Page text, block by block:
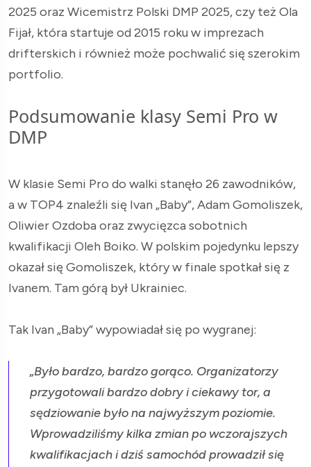
2025 oraz Wicemistrz Polski DMP 2025, czy też Ola
Fijał, która startuje od 2015 roku w imprezach
drifterskich i również może pochwalić się szerokim
portfolio.
Podsumowanie klasy Semi Pro w
DMP
W klasie Semi Pro do walki stanęło 26 zawodników,
a w TOP4 znaleźli się Ivan „Baby”, Adam Gomoliszek,
Oliwier Ozdoba oraz zwycięzca sobotnich
kwalifikacji Oleh Boiko. W polskim pojedynku lepszy
okazał się Gomoliszek, który w finale spotkał się z
Ivanem. Tam górą był Ukrainiec.
Tak Ivan „Baby” wypowiadał się po wygranej:
„Było bardzo, bardzo gorąco. Organizatorzy
przygotowali bardzo dobry i ciekawy tor, a
sędziowanie było na najwyższym poziomie.
Wprowadziliśmy kilka zmian po wczorajszych
kwalifikacjach i dziś samochód prowadził się